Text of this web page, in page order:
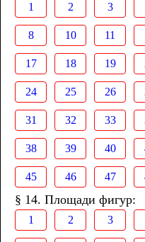
1 2 3
8 10 11
17 18 19
24 25 26
31 32 33
38 39 40
45 46 47
§ 14. Площади фигур:
1 2 3